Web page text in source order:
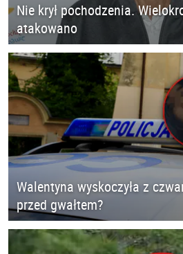
Nie krył pochodzenia.
atakowano
Walentyna wyskoczyła z
przed gwałtem?